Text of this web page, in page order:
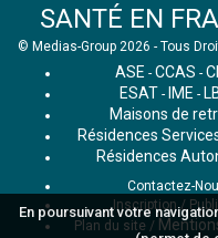
En poursuivant votre
SANTÉ EN
© Medias-Group 2026 - Tous
ASE - CCAS -
ESAT - IME -
Maisons de
Résidences
Résidences
Contactez-
Inscription /
Plan du site /